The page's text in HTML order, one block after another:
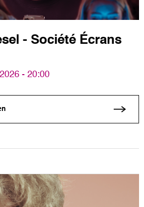
- Société Écrans
- 20:00